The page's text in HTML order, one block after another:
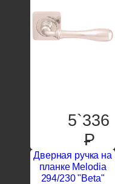
5`336
P
Дверная ручка на
планке Melodia
294/230 "Beta"